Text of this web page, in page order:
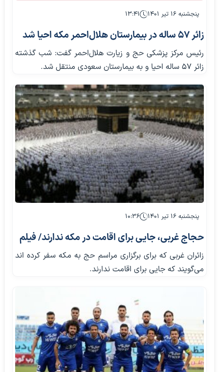
پنجشنبه ۱۶ تیر ۱۴۰۱ ۱۳:۴۱
زائر ۵۷ ساله در بیمارستان هلال‌احمر مکه احیا شد
رئیس مرکز پزشکی حج و زیارت هلال‌احمر گفت: شب گذشته
زائر ۵۷ ساله احیا و به بیمارستان سعودی منتقل شد.
پنجشنبه ۱۶ تیر ۱۴۰۱ ۱۰:۳۶
حجاج غربی، جایی برای اقامت در مکه ندارند/ فیلم
زائران غربی که برای برگزاری مراسم حج به مکه سفر کرده اند
می‌گویند که جایی برای اقامت ندارند.